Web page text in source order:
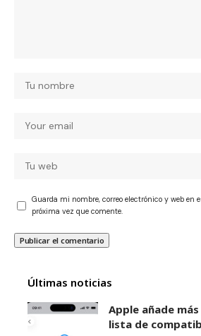
Guarda mi nombre, correo electrónico y web en
próxima vez que comente.
Últimas noticias
Apple añade
lista de